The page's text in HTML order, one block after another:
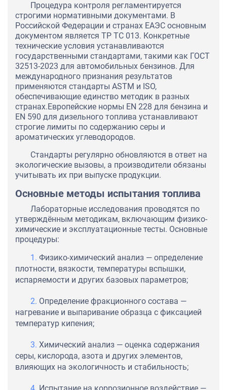
Процедура контроля регламентируется
строгими нормативными документами. В
Российской Федерации и странах ЕАЭС основным
документом является ТР ТС 013. Конкретные
технические условия устанавливаются
государственными стандартами, такими как ГОСТ
32513-2023 для автомобильных бензинов. Для
международного признания результатов
применяются стандарты ASTM и ISO,
обеспечивающие единство методик в разных
странах.Европейские нормы EN 228 для бензина и
EN 590 для дизельного топлива устанавливают
строгие лимиты по содержанию серы и
ароматических углеводородов.
Стандарты регулярно обновляются в ответ на
экологические вызовы, а производители обязаны
учитывать их при выпуске продукции.
Основные методы испытания топлива
Лабораторные исследования проводятся по
утверждённым методикам, включающим физико-
химические и эксплуатационные тесты. Основные
процедуры:
Физико-химический анализ — определение
плотности, вязкости, температуры вспышки,
испаряемости и других базовых параметров;
Определение фракционного состава —
нагревание и выпаривание образца с фиксацией
температур кипения;
Химический анализ — оценка содержания
серы, кислорода, азота и других элементов,
влияющих на экологичность и стабильность;